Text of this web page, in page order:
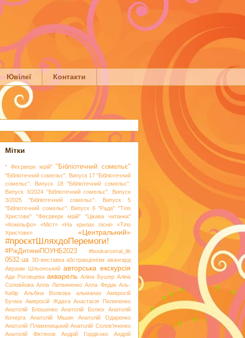
Ювілеї Контакти
Мітки
" Феєрверк мрій" "Бібліотечний сомельє"
"Бібліотечний сомельє". Випуск 17 "Бібліотечний
сомельє". Випуск 18
"Бібліотечний сомельє".
Випуск 3/2024 "Бібліотечний сомельє". Випуск
3/2025
"Бібліотечний сомельє". Випуск 5
"Бібліотечний сомельє". Випуск 6 "Рада" "Тіло
Христове"
"Феєрверк мрій"
"Цікава читанка"
«Комільфо»
«Міст» «На крилах пісні»
«Тіло
Христове»
«Центральний»
#проєктШляхдоПеремоги!
#РікДитиниПОУНБ2023 #bookarsenal_lib
0532.ua 3D-виставка абстракціонізм авангард
Авраам Шльонський авторська екскурсія
Ада Роговцева акварель Аліна Бушер Аліна
Соловйова Алла Литвиненко Алла Федак Аль-
Кабір
Альбіна Волкова альманах
Амвросій
Бучма Амвросій Ждаха Анастасія Пилипенко
Анатолій Блошенко
Анатолій Болюх
Анатолій
Кочерга
Анатолій Мішин
Анатолій Одаренко
Анатолій Пламеницький Анатолій Солов’яненко
Анатолій Фіктянов
Андрій Гордієнко
Андрій